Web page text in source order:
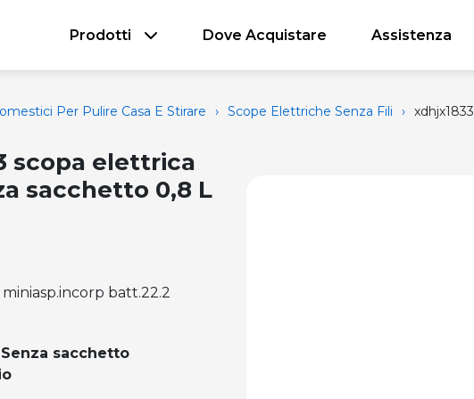
Prodotti Dove Acquistare Assistenza
Per Pulire Casa E Stirare › Scope Elettriche Senza Fili › xdhjx1833
scopa elettrica
sacchetto 0,8 L
batt.22.2
Senza sacchetto